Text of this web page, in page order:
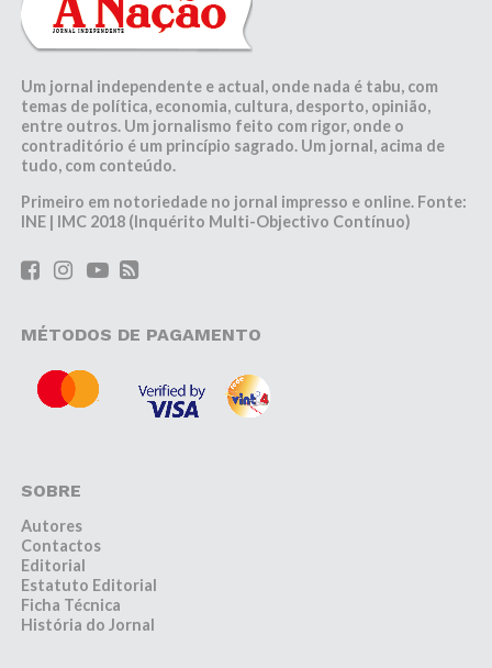
Um jornal independente e actual, onde nada é tabu, com
temas de política, economia, cultura, desporto, opinião,
entre outros. Um jornalismo feito com rigor, onde o
contraditório é um princípio sagrado. Um jornal, acima de
tudo, com conteúdo.
Primeiro em notoriedade no jornal impresso e online. Fonte:
INE | IMC 2018 (Inquérito Multi-Objectivo Contínuo)
MÉTODOS DE PAGAMENTO
SOBRE
Autores
Contactos
Editorial
Estatuto Editorial
Ficha Técnica
História do Jornal